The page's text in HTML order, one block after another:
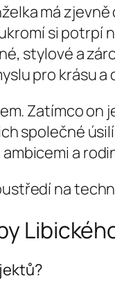
má
si potrpí
stylové a
pro krásu a
Zatímco on
společné
a
na